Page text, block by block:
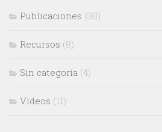
Publicaciones (38)
Recursos (8)
Sin categoría (4)
Vídeos (11)